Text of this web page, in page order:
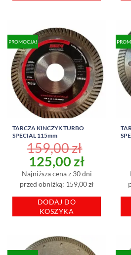
PROMOCJA!
TARCZA KINCZYK TURBO
SPECIAL 115mm
159,00zł
Pierwotna
cena
wynosiła:
159,00 zł.
125,00 złAktualna
cena
wynosi:
125,00
Najniższa cena z 30 dni
przed obniżką: 159,00 zł
DODAJ DO
KOSZYKA